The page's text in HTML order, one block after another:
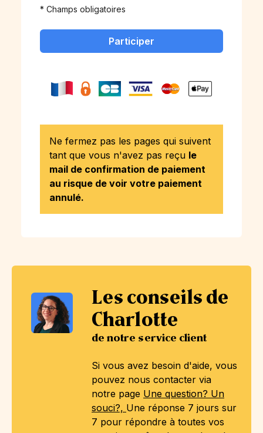
Les conseils de
Charlotte
de notre service client
Si vous avez besoin d'aide, vous
pouvez nous contacter via
notre page Une question? Un
souci?, Une réponse 7 jours sur
7 pour répondre à toutes vos
* Champs obligatoires
Participer
Ne fermez pas les pages qui suivent
tant que vous n'avez pas reçu le
mail de confirmation de paiement
au risque de voir votre paiement
annulé.